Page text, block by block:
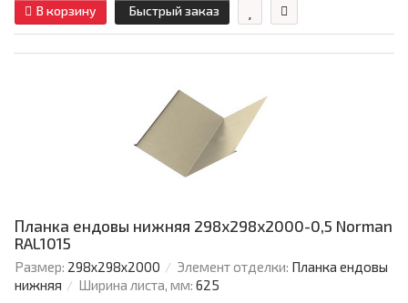
В корзину Быстрый заказ
Планка ендовы нижняя 298х298х2000-0,5 Norman
RAL1015
Размер: 298х298х2000 Элемент отделки: Планка ендовы
нижняя
Ширина листа, мм: 625